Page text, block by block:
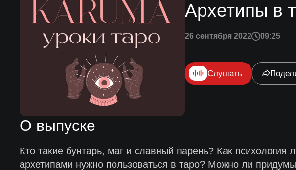
Архетипы в
26 сентября 2022 09:25
Слушать
О выпуске
Кто такие бунтарь, маг и славный парень? Как
архетипами нужно пользоваться в таро? Можно ли